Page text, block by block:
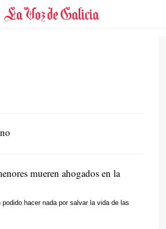
mueren ahogados en la
hacer nada por salvar la vida de las